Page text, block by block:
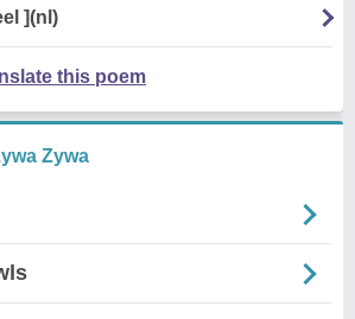
](nl)
this poem
Zywa